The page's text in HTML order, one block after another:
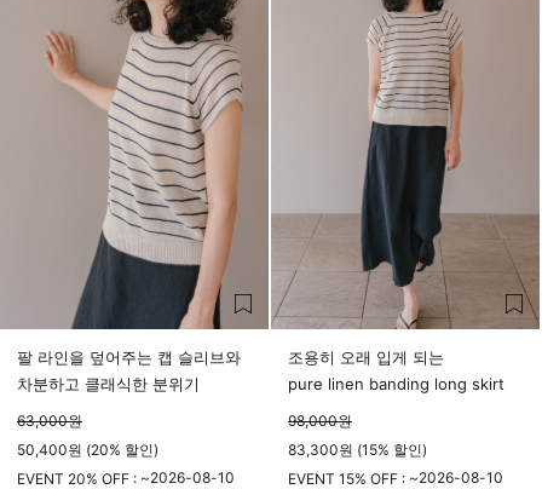
팔 라인을 덮어주는 캡 슬리브와
차분하고 클래식한 분위기
63,000원
50,400원 (20% 할인)
EVENT 20% OFF : ~2026-08-10
조용히 오래 입게 되는
pure linen banding long skirt
98,000원
83,300원 (15% 할인)
EVENT 15% OFF : ~2026-08-10